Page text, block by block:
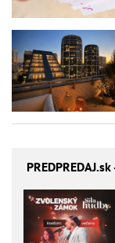
PREDPREDAJ.sk